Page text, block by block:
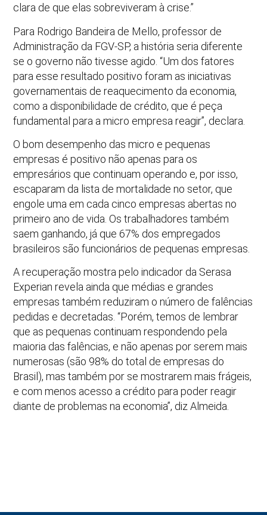
clara de que elas sobreviveram à crise.”
Para Rodrigo Bandeira de Mello, professor de
Administração da FGV-SP, a história seria diferente
se o governo não tivesse agido. “Um dos fatores
para esse resultado positivo foram as iniciativas
governamentais de reaquecimento da economia,
como a disponibilidade de crédito, que é peça
fundamental para a micro empresa reagir”, declara.
O bom desempenho das micro e pequenas
empresas é positivo não apenas para os
empresários que continuam operando e, por isso,
escaparam da lista de mortalidade no setor, que
engole uma em cada cinco empresas abertas no
primeiro ano de vida. Os trabalhadores também
saem ganhando, já que 67% dos empregados
brasileiros são funcionários de pequenas empresas.
A recuperação mostra pelo indicador da Serasa
Experian revela ainda que médias e grandes
empresas também reduziram o número de falências
pedidas e decretadas. “Porém, temos de lembrar
que as pequenas continuam respondendo pela
maioria das falências, e não apenas por serem mais
numerosas (são 98% do total de empresas do
Brasil), mas também por se mostrarem mais frágeis,
e com menos acesso a crédito para poder reagir
diante de problemas na economia”, diz Almeida.